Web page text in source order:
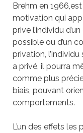
Brehm en
motivation qui
prive l’individu
possible ou d’un
privation,
a privé, il pourra
comme plus
biais, pouvant
comportements.
L’un des effets les